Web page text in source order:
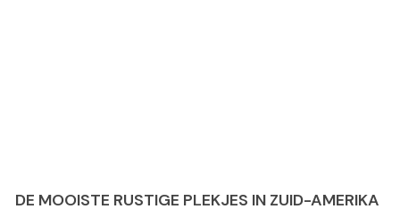
DE MOOISTE RUSTIGE PLEKJES IN ZUID-AMERIKA